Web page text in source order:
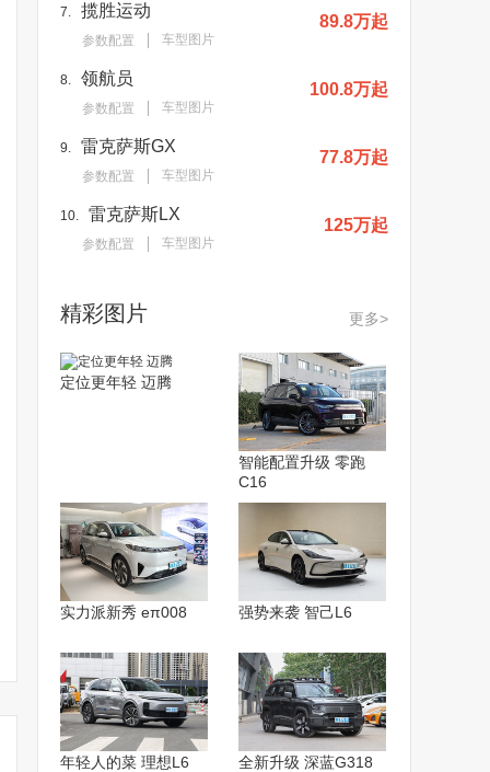
7. 揽胜运动
参数配置 车型图片
89.8万起
8. 领航员
参数配置 车型图片
100.8万起
9. 雷克萨斯GX
参数配置 车型图片
77.8万起
10. 雷克萨斯LX
参数配置 车型图片
125万起
精彩图片 更多>
定位更年轻 迈腾
智能配置升级 零跑
C16
实力派新秀 eπ008 强势来袭 智己L6
年轻人的菜 理想L6 全新升级 深蓝G318